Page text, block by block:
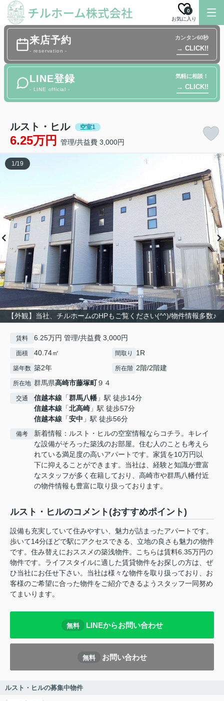
お気に入り
0
来店予約
- reservation -
カンタン60秒
→ CLICK!!
LINE登録
- LINE official -
気軽に相談！
→ CLICK!!
ルスト・ヒル 空室1
6.25万円 管理/共益費 3,000円
【外観】当社、チルホームのHPもご覧ください(^^)/物件情報多数♪
1/19
賃料 6.25万円 管理/共益費 3,000円
面積 40.74㎡ 間取り 1R
築年数 築2年 所在階 2階/2階建
所在地 群馬県高崎市藤塚町９４
交通 信越本線 「群馬八幡 」駅 徒歩14分
信越本線 「北高崎 」駅 徒歩57分
信越本線 「安中 」駅 徒歩56分
備考
新着情報：ルスト・ヒルの空室情報ならコチラ。キレイ
な設備がそろった築浅のお部屋。住む人のことも考えら
れている満足度の高いアパートです。家賃を10万円以
下に抑えることができます。当社は、経験と知識が豊富
なスタッフが多く在籍しており、高崎市や群馬八幡付近
の物件情報も豊富に取り扱っております。
ルスト・ヒルのコメント(おすすめポイント)
設備も充実していて住みやすい、魅力が詰まったアパートです。
歩いて14分ほどで駅にアクセスできる、立地の良さも魅力の物件
です。住み替えにおススメの築浅物件。こちらは賃料6.35万円の
物件です。ライフスタイルに適した賃貸物件をお探しの方は、ぜ
ひ当社にお任せ下さい。当社は様々な物件を取り扱っており、お
客様のご希望に合った物件をご紹介できるようスタッフ一同努め
てまいります。
無料 LINEからお問い合わせ
無料 お問い合わせ
ルスト・ヒルの募集中物件